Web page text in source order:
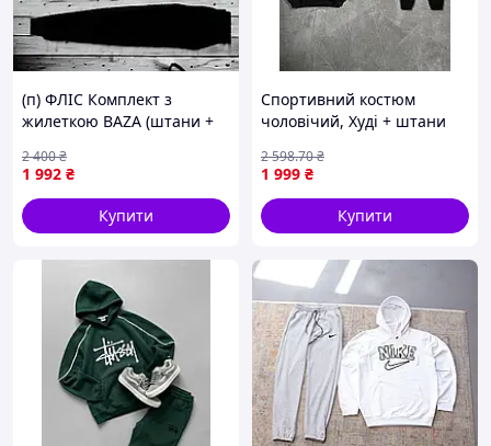
(п) ФЛІС Комплект з
жилеткою BAZA (штани +
жилетка)
1 992 ₴
2 400₴
Купити
Спортивний костюм
чоловічий, Худі + штани
1 999 ₴
2 598.70₴
Купити